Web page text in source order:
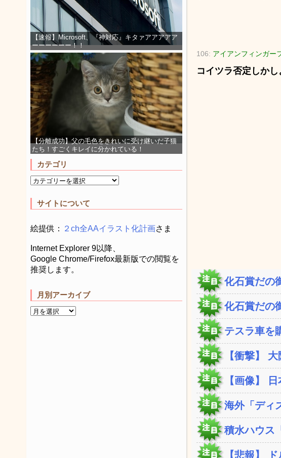
【速報】Microsoft、『神対応』キタァアアアアア
ーーーーーー！！
【分離成功】父の毛色をきれいに受け継いだ子猫
たち！すごくキレイに分かれている！
カテゴリ
サイトについて
絵提供： ２ch全AAイラスト化計画さま
Internet Explorer 9以降、
Google Chrome/Firefox最新版での閲覧を
推奨します。
月別アーカイブ
106: アイアンフィンガー
コイツラ否定しか
化石賞だの
化石賞だの
テスラ車を
【衝撃】
【画像】
海外「ディ
積水ハウス
【悲報】